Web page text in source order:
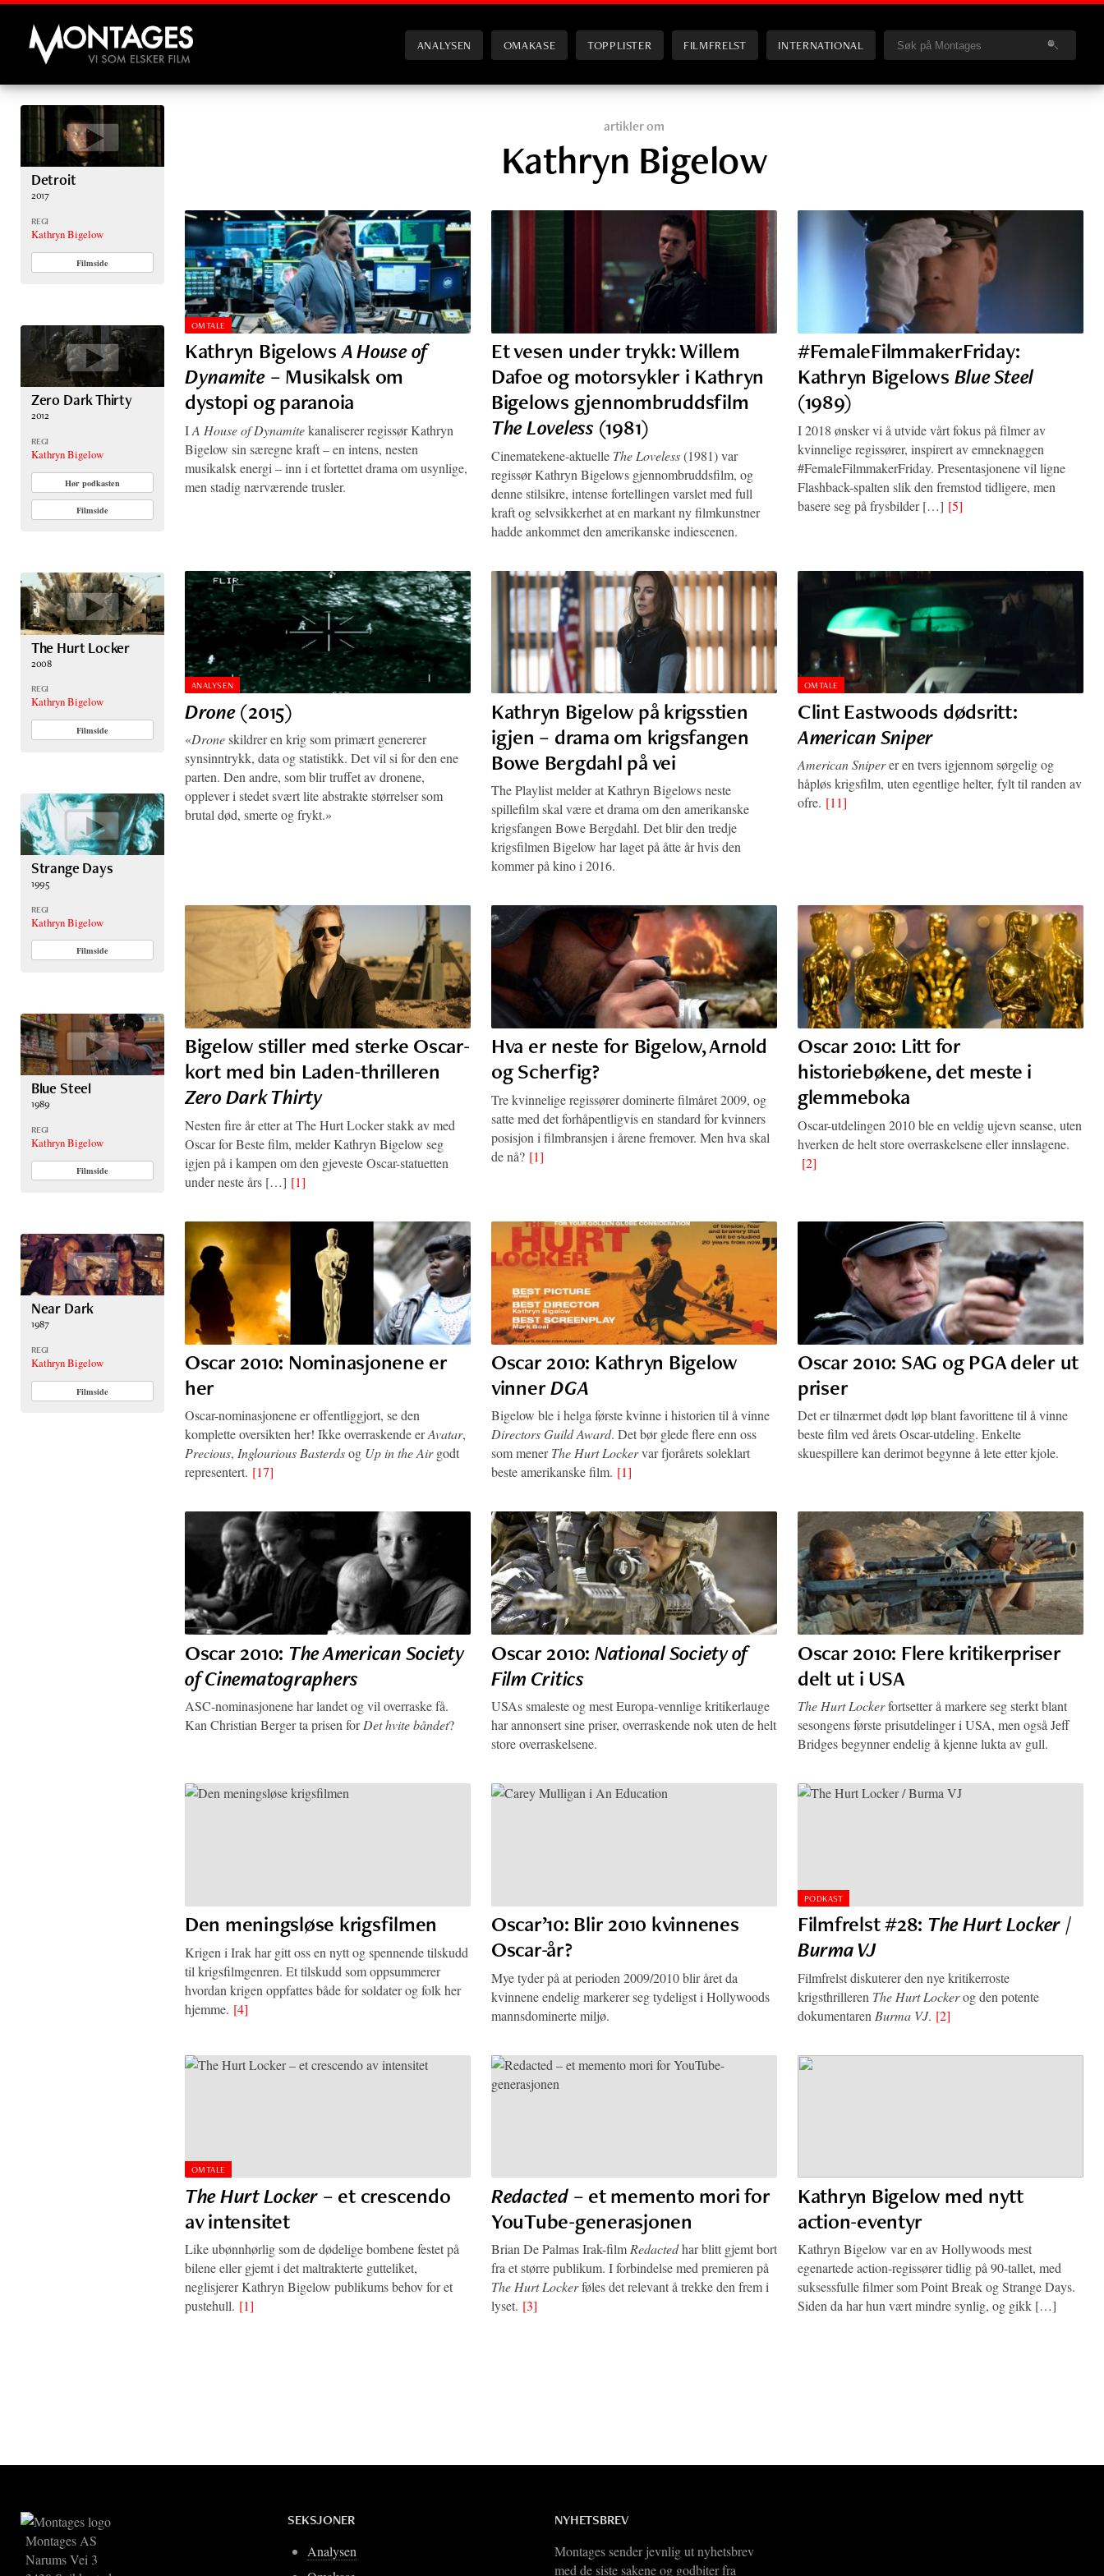
Montages
ANALYSEN OMAKASE TOPPLISTER FILMFRELST INTERNATIONAL
Detroit
2017
REGI
Kathryn Bigelow
Filmside
Zero Dark Thirty
2012
REGI
Kathryn Bigelow
Hør podkasten
Filmside
The Hurt Locker
2008
REGI
Kathryn Bigelow
Filmside
Strange Days
1995
REGI
Kathryn Bigelow
Filmside
Blue Steel
1989
REGI
Kathryn Bigelow
Filmside
Near Dark
1987
REGI
Kathryn Bigelow
Filmside
artikler om
Kathryn Bigelow
OMTALE
Kathryn BigelowsA House of
Dynamite– Musikalsk om
dystopi og paranoia
IA House of Dynamitekanaliserer regissør Kathryn
Bigelow sin særegne kraft – en intens, nesten
musikalsk energi – inn i et fortettet drama om usynlige,
men stadig nærværende trusler.
Et vesen under trykk: Willem
Dafoe og motorsykler i Kathryn
Bigelows gjennombruddsfilm
The Loveless(1981)
Cinematekene-aktuelle The Loveless(1981) var
regissør Kathryn Bigelows gjennombruddsfilm, og
denne stilsikre, intense fortellingen varslet med full
kraft og selvsikkerhet at en markant ny filmkunstner
hadde ankommet den amerikanske indiescenen.
#FemaleFilmmakerFriday:
Kathryn Bigelows Blue Steel
(1989)
I 2018 ønsker vi å utvide vårt fokus på filmer av
kvinnelige regissører, inspirert av emneknaggen
#FemaleFilmmakerFriday. Presentasjonene vil ligne
Flashback-spalten slik den fremstod tidligere, men
basere seg på frysbilder […] [5]
ANALYSEN
Drone(2015)
«Droneskildrer en krig som primært genererer
synsinntrykk, data og statistikk. Det vil si for den ene
parten. Den andre, som blir truffet av dronene,
opplever i stedet svært lite abstrakte størrelser som
brutal død, smerte og frykt.»
Kathryn Bigelow på krigsstien
igjen – drama om krigsfangen
Bowe Bergdahl på vei
The Playlist melder at Kathryn Bigelows neste
spillefilm skal være et drama om den amerikanske
krigsfangen Bowe Bergdahl. Det blir den tredje
krigsfilmen Bigelow har laget på åtte år hvis den
kommer på kino i 2016.
OMTALE
Clint Eastwoods dødsritt:
American Sniper
American Sniperer en tvers igjennom sørgelig og
håpløs krigsfilm, uten egentlige helter, fylt til randen av
ofre. [11]
Bigelow stiller med sterke Oscar-
kort med bin Laden-thrilleren
Zero Dark Thirty
Nesten fire år etter at The Hurt Locker stakk av med
Oscar for Beste film, melder Kathryn Bigelow seg
igjen på i kampen om den gjeveste Oscar-statuetten
under neste års […] [1]
Hva er neste for Bigelow, Arnold
og Scherfig?
Tre kvinnelige regissører dominerte filmåret 2009, og
satte med det forhåpentligvis en standard for kvinners
posisjon i filmbransjen i årene fremover. Men hva skal
de nå? [1]
Oscar 2010: Litt for
historiebøkene, det meste i
glemmeboka
Oscar-utdelingen 2010 ble en veldig ujevn seanse, uten
hverken de helt store overraskelsene eller innslagene.
[2]
Oscar 2010: Nominasjonene er
her
Oscar-nominasjonene er offentliggjort, se den
komplette oversikten her! Ikke overraskende erAvatar,
Precious, Inglourious Basterdsog Up in the Airgodt
representert. [17]
Oscar 2010: Kathryn Bigelow
vinnerDGA
Bigelow ble i helga første kvinne i historien til å vinne
Directors Guild Award. Det bør glede flere enn oss
som menerThe Hurt Lockervar fjorårets soleklart
beste amerikanske film. [1]
Oscar 2010: SAG og PGA deler ut
priser
Det er tilnærmet dødt løp blant favorittene til å vinne
beste film ved årets Oscar-utdeling. Enkelte
skuespillere kan derimot begynne å lete etter kjole.
Oscar 2010: The American Society
of Cinematographers
ASC-nominasjonene har landet og vil overraske få.
Kan Christian Berger ta prisen forDet hvite båndet?
Oscar 2010: National Society of
Film Critics
USAs smaleste og mest Europa-vennlige kritikerlauge
har annonsert sine priser, overraskende nok uten de helt
store overraskelsene.
Oscar 2010: Flere kritikerpriser
delt ut i USA
The Hurt Lockerfortsetter å markere seg sterkt blant
sesongens første prisutdelinger i USA, men også Jeff
Bridges begynner endelig å kjenne lukta av gull.
Den meningsløse krigsfilmen
Krigen i Irak har gitt oss en nytt og spennende tilskudd
til krigsfilmgenren. Et tilskudd som oppsummerer
hvordan krigen oppfattes både for soldater og folk her
hjemme. [4]
Oscar’10: Blir 2010 kvinnenes
Oscar-år?
Mye tyder på at perioden 2009/2010 blir året da
kvinnene endelig markerer seg tydeligst i Hollywoods
mannsdominerte miljø.
PODKAST
Filmfrelst #28: The Hurt Locker /
Burma VJ
Filmfrelst diskuterer den nye kritikerroste
krigsthrilleren The Hurt Lockerog den potente
dokumentaren Burma VJ. [2]
OMTALE
The Hurt Locker – et crescendo
av intensitet
Like ubønnhørlig som de dødelige bombene festet på
bilene eller gjemt i det maltrakterte gutteliket,
neglisjerer Kathryn Bigelow publikums behov for et
pustehull. [1]
Redacted– et memento mori for
YouTube-generasjonen
Brian De Palmas Irak-film Redactedhar blitt gjemt bort
fra et større publikum. I forbindelse med premieren på
The Hurt Lockerføles det relevant å trekke den frem i
lyset. [3]
Kathryn Bigelow med nytt
action-eventyr
Kathryn Bigelow var en av Hollywoods mest
egenartede action-regissører tidlig på 90-tallet, med
suksessfulle filmer som Point Break og Strange Days.
Siden da har hun vært mindre synlig, og gikk […]
Montages AS
Narums Vei 3
SEKSJONER
Analysen
NYHETSBREV
Montages sender jevnlig ut nyhetsbrev
med de siste sakene og godbiter fra